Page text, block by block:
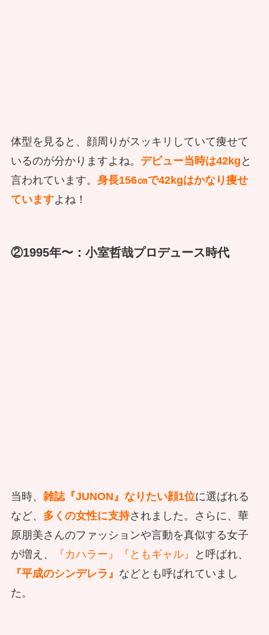
体型を見ると、顔周りがスッキリしていて痩せて
いるのが分かりますよね。 デビュー当時は42kg と
言われています。 身長156㎝で42kgはかなり痩せ
ていますよね！
②1995年〜： 小室哲哉プロデュース時代
当時、 雑誌『JUNON』なりたい顔1位に選ばれる
など、 多くの女性に支持されました。さらに、華
原朋美さんのファッションや言動を真似する女子
が増え、
『カハラー』『ともギャル』
と呼ばれ、
『平成のシンデレラ』 などとも呼ばれていまし
た。